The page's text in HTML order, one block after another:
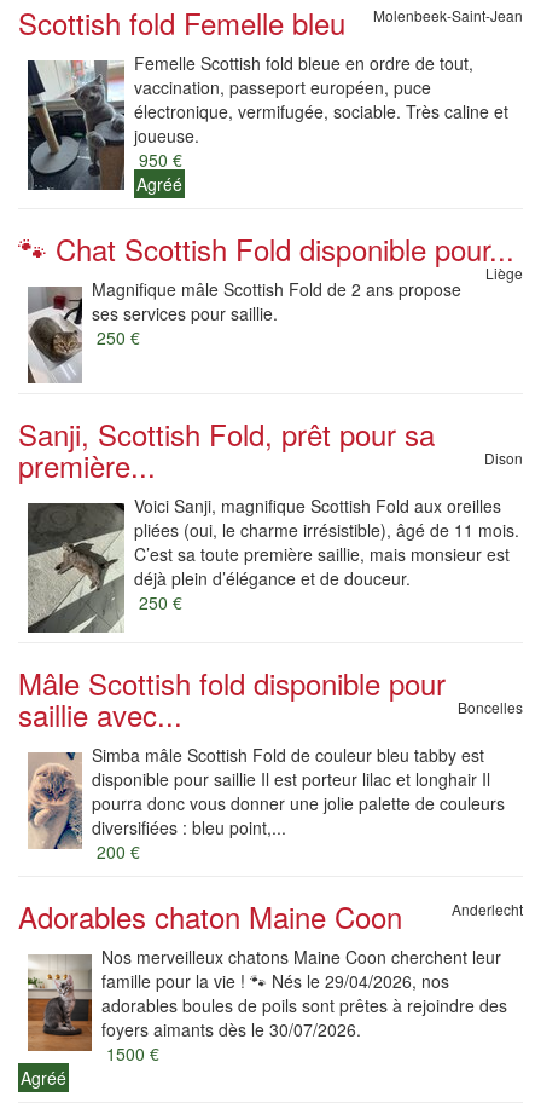
Scottish fold Femelle bleu Molenbeek-Saint-Jean
Femelle Scottish fold bleue en ordre de tout,
vaccination, passeport européen, puce
électronique, vermifugée, sociable. Très caline et
joueuse.
950 €
Agréé
🐾 Chat Scottish Fold disponible pour...
Liège
Magnifique mâle Scottish Fold de 2 ans propose
ses services pour saillie.
250 €
Sanji, Scottish Fold, prêt pour sa
première... Dison
Voici Sanji, magnifique Scottish Fold aux oreilles
pliées (oui, le charme irrésistible), âgé de 11 mois.
C’est sa toute première saillie, mais monsieur est
déjà plein d’élégance et de douceur.
250 €
Mâle Scottish fold disponible pour
saillie avec... Boncelles
Simba mâle Scottish Fold de couleur bleu tabby est
disponible pour saillie Il est porteur lilac et longhair Il
pourra donc vous donner une jolie palette de couleurs
diversifiées : bleu point,...
200 €
Adorables chaton Maine Coon Anderlecht
Nos merveilleux chatons Maine Coon cherchent leur
famille pour la vie ! 🐾 Nés le 29/04/2026, nos
adorables boules de poils sont prêtes à rejoindre des
foyers aimants dès le 30/07/2026.
1500 €
Agréé